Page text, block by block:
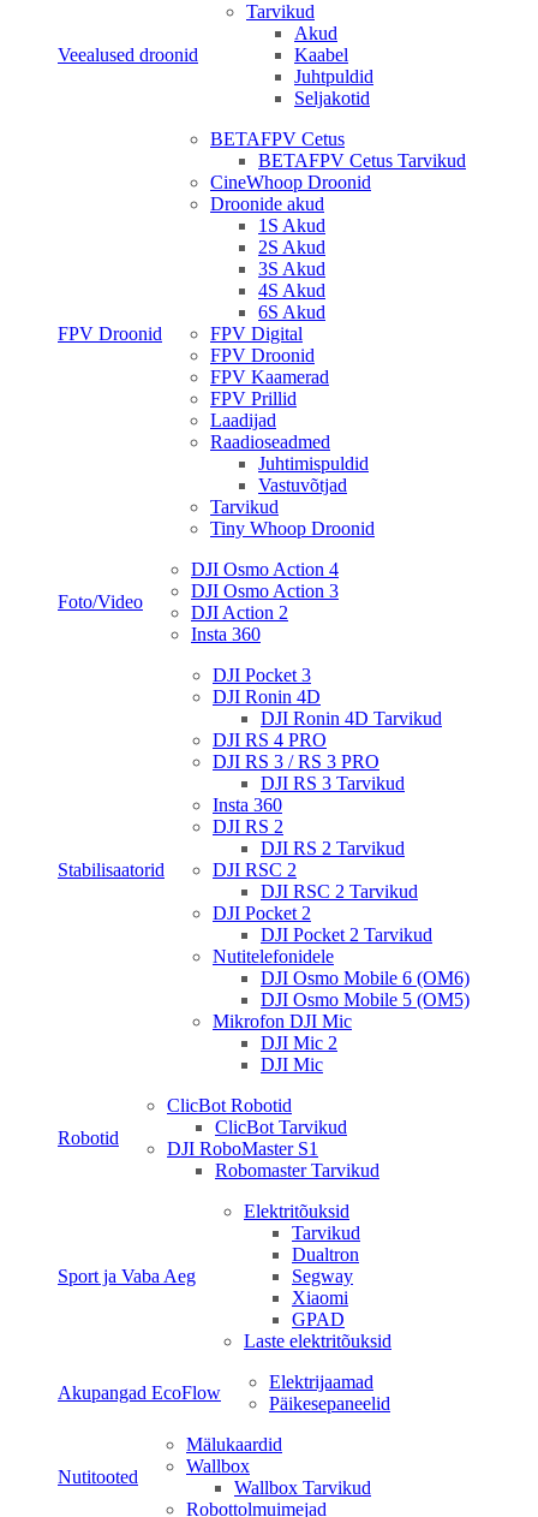
Veealused droonid
Tarvikud
Akud
Kaabel
Juhtpuldid
Seljakotid
FPV Droonid
BETAFPV Cetus
BETAFPV Cetus Tarvikud
CineWhoop Droonid
Droonide akud
1S Akud
2S Akud
3S Akud
4S Akud
6S Akud
FPV Digital
FPV Droonid
FPV Kaamerad
FPV Prillid
Laadijad
Raadioseadmed
Juhtimispuldid
Vastuvõtjad
Tarvikud
Tiny Whoop Droonid
Foto/Video
DJI Osmo Action 4
DJI Osmo Action 3
DJI Action 2
Insta 360
Stabilisaatorid
DJI Pocket 3
DJI Ronin 4D
DJI Ronin 4D Tarvikud
DJI RS 4 PRO
DJI RS 3 / RS 3 PRO
DJI RS 3 Tarvikud
Insta 360
DJI RS 2
DJI RS 2 Tarvikud
DJI RSC 2
DJI RSC 2 Tarvikud
DJI Pocket 2
DJI Pocket 2 Tarvikud
Nutitelefonidele
DJI Osmo Mobile 6 (OM6)
DJI Osmo Mobile 5 (OM5)
Mikrofon DJI Mic
DJI Mic 2
DJI Mic
Robotid
ClicBot Robotid
ClicBot Tarvikud
DJI RoboMaster S1
Robomaster Tarvikud
Sport ja Vaba Aeg
Elektritõuksid
Tarvikud
Dualtron
Segway
Xiaomi
GPAD
Laste elektritõuksid
Akupangad EcoFlow
Elektrijaamad
Päikesepaneelid
Nutitooted
Mälukaardid
Wallbox
Wallbox Tarvikud
Robottolmuimejad